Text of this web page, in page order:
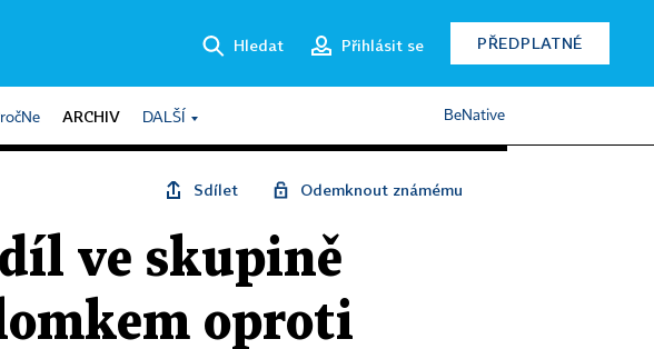
Hledat Přihlásit se PŘEDPLATNÉ
ARCHIV DALŠÍ BeNative
Sdílet Odemknout známému
ve skupině
oproti